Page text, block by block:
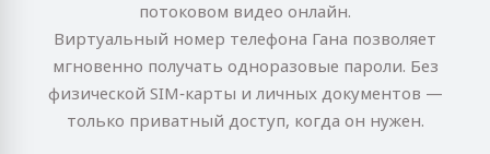
потоковом видео онлайн.
Виртуальный номер телефона Гана позволяет
мгновенно получать одноразовые пароли. Без
физической SIM‑карты и личных документов —
только приватный доступ, когда он нужен.